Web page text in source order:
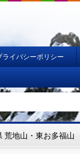
ライバシーポリシー
荒地山・東お多福山